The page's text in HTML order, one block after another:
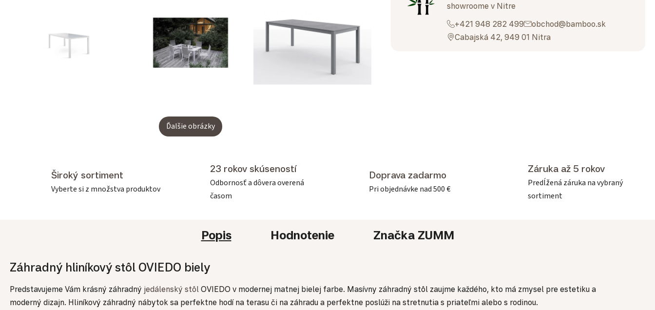
showroome v Nitre
+421 948 282 499
obchod@bamboo.sk
Cabajská 42, 949 01 Nitra
Ďalšie obrázky
Široký sortiment
Vyberte si z množstva produktov
23 rokov skúseností
Odbornosť a dôvera overená
časom
Doprava zadarmo
Pri objednávke nad 500 €
Záruka až 5 rokov
Predĺžená záruka na vybraný
sortiment
Popis Hodnotenie ZnačkaZUMM
Záhradný hliníkový stôl OVIEDO biely
Predstavujeme Vám krásný záhradný jedálenský stôl OVIEDO v modernej matnej bielej farbe. Masívny záhradný stôl zaujme každého, kto má zmysel pre estetiku a
moderný dizajn. Hliníkový záhradný nábytok sa perfektne hodí na terasu či na záhradu a perfektne poslúži na stretnutia s priateľmi alebo s rodinou.